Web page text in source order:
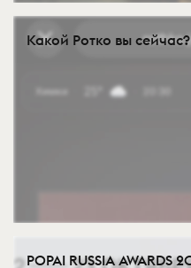
Какой Ротко вы сейчас?
POPAI RUSSIA